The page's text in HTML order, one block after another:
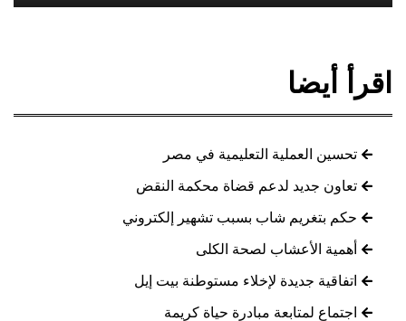
اقرأ أيضا
تحسين العملية التعليمية في مصر
تعاون جديد لدعم قضاة محكمة النقض
حكم بتغريم شاب بسبب تشهير إلكتروني
أهمية الأعشاب لصحة الكلى
اتفاقية جديدة لإخلاء مستوطنة بيت إيل
اجتماع لمتابعة مبادرة حياة كريمة